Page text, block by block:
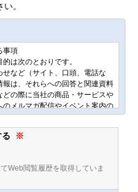
。
事項
は次のとおりです。
せなど（サイト、口頭、電話な
は、それらへの回答と関連資料
の際に当社の商品・サービスや
メルマガ配信やイベント案内の
よりご確認ください。
※
Web閲覧履歴を取得していま